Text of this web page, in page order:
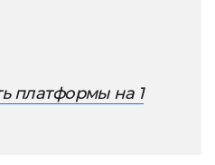
платформы на 1